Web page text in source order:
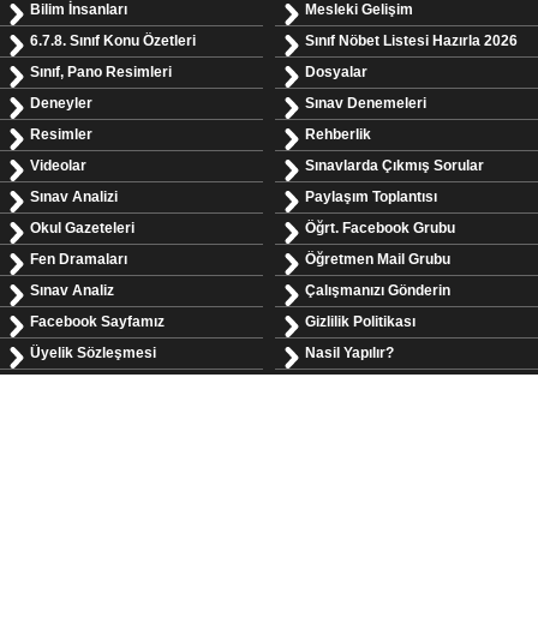
Bilim İnsanları
6.7.8. Sınıf Konu Özetleri
Sınıf, Pano Resimleri
Deneyler
Resimler
Videolar
Sınav Analizi
Okul Gazeteleri
Fen Dramaları
Sınav Analiz
Facebook Sayfamız
Üyelik Sözleşmesi
Mesleki Gelişim
Sınıf Nöbet Listesi Hazırla 2026
Dosyalar
Sınav Denemeleri
Rehberlik
Sınavlarda Çıkmış Sorular
Paylaşım Toplantısı
Öğrt. Facebook Grubu
Öğretmen Mail Grubu
Çalışmanızı Gönderin
Gizlilik Politikası
Nasil Yapılır?